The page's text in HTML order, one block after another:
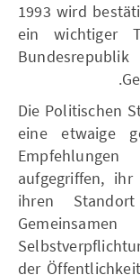
1993 wird
ein wichtiger
Die Politischen
eine etwaige
aufgegriffen,
ihren
der